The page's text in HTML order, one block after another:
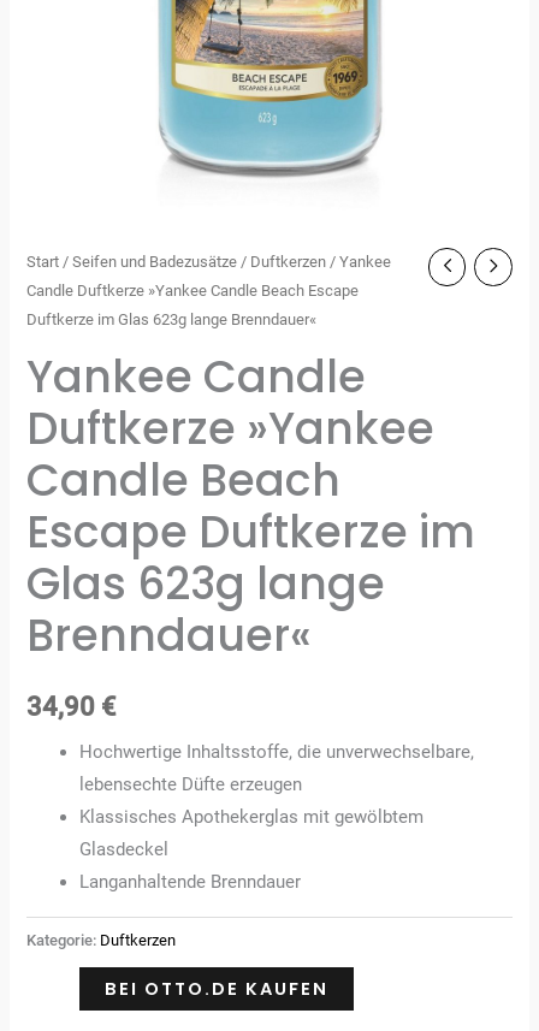
Start /Seifen und Badezusätze / Duftkerzen / Yankee
Candle Duftkerze »Yankee Candle Beach Escape
Duftkerze im Glas 623g lange Brenndauer«
Yankee Candle
Duftkerze »Yankee
Candle Beach
Escape Duftkerze im
Glas 623g lange
Brenndauer«
34,90 €
Hochwertige Inhaltsstoffe, die unverwechselbare,
lebensechte Düfte erzeugen
Klassisches Apothekerglas mit gewölbtem
Glasdeckel
Langanhaltende Brenndauer
Kategorie: Duftkerzen
BEI OTTO.DE KAUFEN